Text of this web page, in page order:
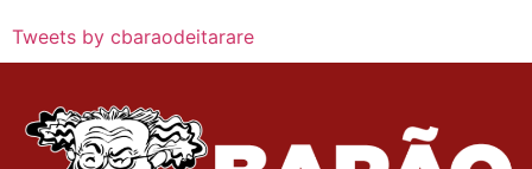
Tweets by cbaraodeitarare